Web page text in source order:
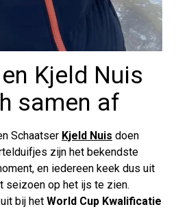
Kjeld Nuis
samen af
Schaatser Kjeld Nuis doen
zijn het bekendste
en iedereen keek dus uit
seizoen op het ijs te zien.
bij het World Cup Kwalificatie